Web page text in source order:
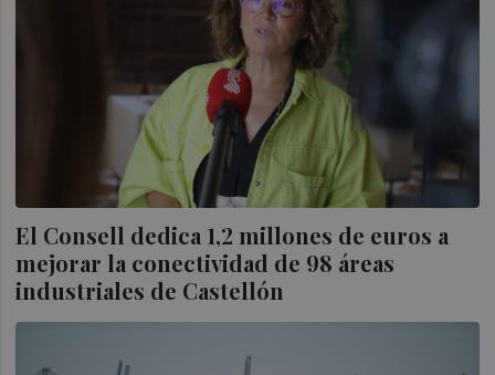
El Consell dedica 1,2 millones de euros a
mejorar la conectividad de 98 áreas
industriales de Castellón